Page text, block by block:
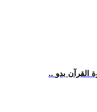
القرآن بدو